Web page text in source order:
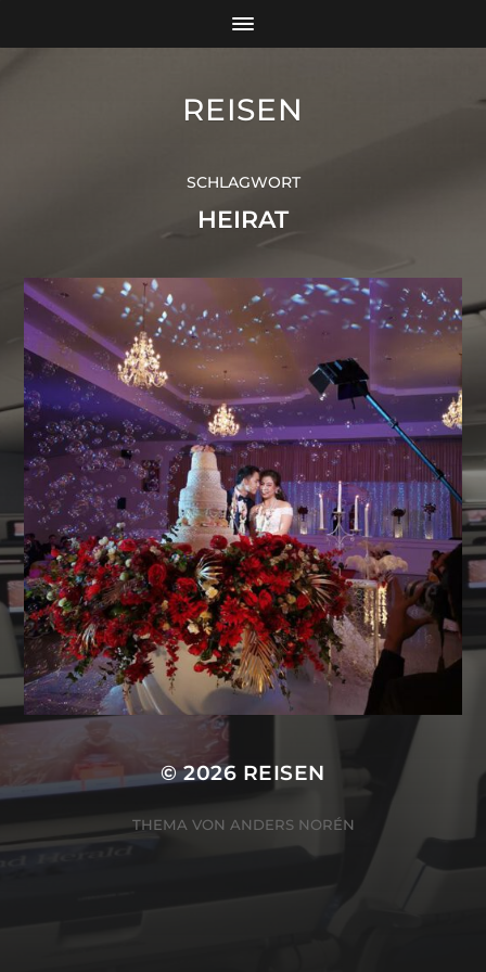
REISEN
SCHLAGWORT
HEIRAT
© 2026 REISEN
THEMA VON ANDERS NORÉN